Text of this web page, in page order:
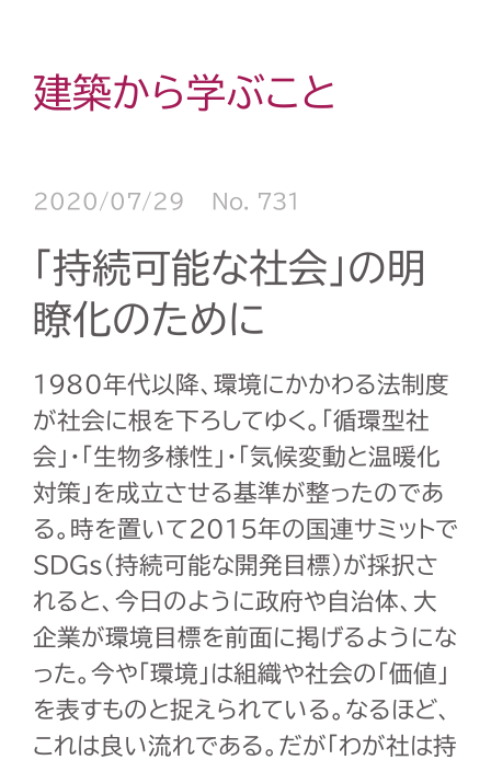
建築から学ぶこと
2020/07/29 No. 731
「持続可能な社会」の明
瞭化のために
1980年代以降、環境にかかわる法制度
が社会に根を下ろしてゆく。「循環型社
会」・「生物多様性」・「気候変動と温暖化
対策」を成立させる基準が整ったのであ
る。時を置いて2015年の国連サミットで
SDGs（持続可能な開発目標）が採択さ
れると、今日のように政府や自治体、大
企業が環境目標を前面に掲げるようにな
った。今や「環境」は組織や社会の「価値」
を表すものと捉えられている。なるほど、
これは良い流れである。だが「わが社は持